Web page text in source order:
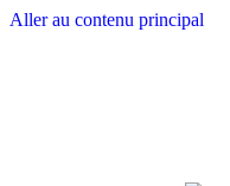
Aller au contenu principal
Facebook